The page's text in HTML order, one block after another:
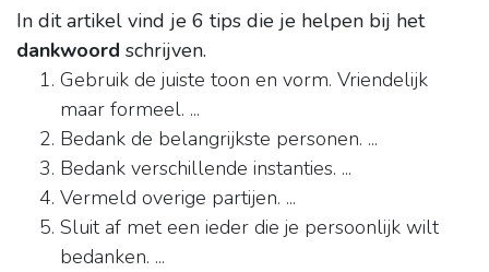
In dit artikel vind je 6 tips die je helpen bij het
dankwoord schrijven.
Gebruik de juiste toon en vorm. Vriendelijk
maar formeel. ...
Bedank de belangrijkste personen. ...
Bedank verschillende instanties. ...
Vermeld overige partijen. ...
Sluit af met een ieder die je persoonlijk wilt
bedanken. ...